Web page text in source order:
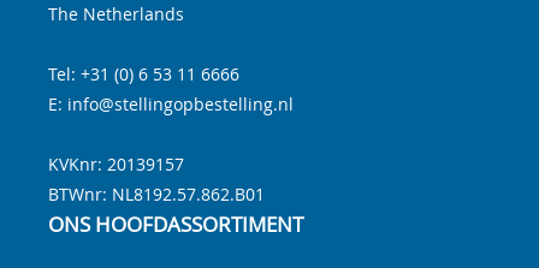
The Netherlands
Tel: +31 (0) 6 53 11 6666
E: info@stellingopbestelling.nl
KVKnr: 20139157
BTWnr: NL8192.57.862.B01
ONS HOOFDASSORTIMENT